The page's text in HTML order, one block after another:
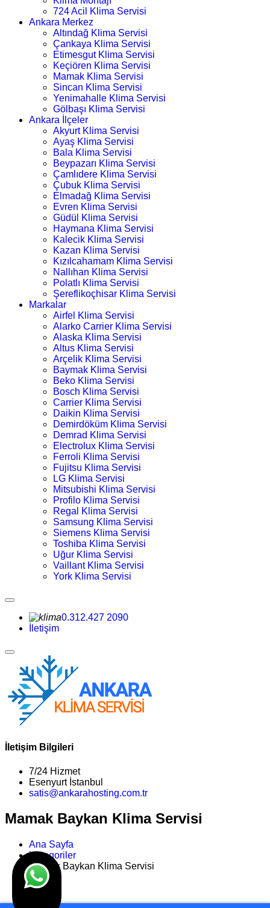
724 Acil Klima Servisi
Ankara Merkez
Altındağ Klima Servisi
Çankaya Klima Servisi
Etimesgut Klima Servisi
Keçiören Klima Servisi
Mamak Klima Servisi
Sincan Klima Servisi
Yenimahalle Klima Servisi
Gölbaşı Klima Servisi
Ankara İlçeler
Akyurt Klima Servisi
Ayaş Klima Servisi
Bala Klima Servisi
Beypazarı Klima Servisi
Çamlıdere Klima Servisi
Çubuk Klima Servisi
Elmadağ Klima Servisi
Evren Klima Servisi
Güdül Klima Servisi
Haymana Klima Servisi
Kalecik Klima Servisi
Kazan Klima Servisi
Kızılcahamam Klima Servisi
Nallıhan Klima Servisi
Polatlı Klima Servisi
Şereflikoçhisar Klima Servisi
Markalar
Airfel Klima Servisi
Alarko Carrier Klima Servisi
Alaska Klima Servisi
Altus Klima Servisi
Arçelik Klima Servisi
Baymak Klima Servisi
Beko Klima Servisi
Bosch Klima Servisi
Carrier Klima Servisi
Daikin Klima Servisi
Demirdöküm Klima Servisi
Demrad Klima Servisi
Electrolux Klima Servisi
Ferroli Klima Servisi
Fujitsu Klima Servisi
LG Klima Servisi
Mitsubishi Klima Servisi
Profilo Klima Servisi
Regal Klima Servisi
Samsung Klima Servisi
Siemens Klima Servisi
Toshiba Klima Servisi
Uğur Klima Servisi
Vaillant Klima Servisi
York Klima Servisi
0.312.427 2090
İletişim
İletişim Bilgileri
7/24 Hizmet
Esenyurt İstanbul
satis@ankarahosting.com.tr
Mamak Baykan Klima Servisi
Ana Sayfa
Kategoriler
Mamak Baykan Klima Servisi
>>